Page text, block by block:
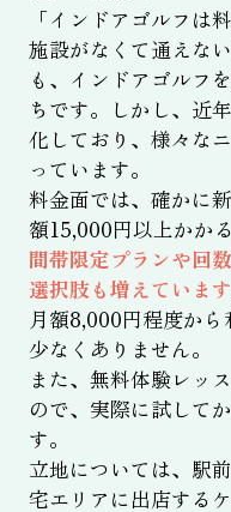
「インドアゴルフは
施設がなくて通えな
も、インドアゴルフ
ちです。しかし、近
化しており、様々な
っています。
料金面では、確かに
額15,000円以上かか
間帯限定プランや回
選択肢も増えています
月額8,000円程度から
少なくありません。
また、無料体験レッ
ので、実際に試して
す。
立地については、駅
宅エリアに出店する